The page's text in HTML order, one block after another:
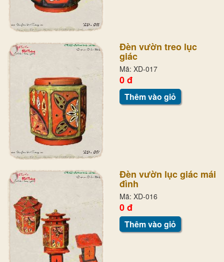
Đèn vườn treo lục
giác
Mã: XD-017
0 đ
Thêm vào giỏ
Đèn vườn lục giác mái
đình
Mã: XD-016
0 đ
Thêm vào giỏ